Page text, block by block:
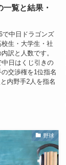
覧と結果・
で中日ドラゴンズ
生・大学生・社
訳と人数です。
日はくじ引きの
交渉権を1位指名
内野手2人を指名
野球